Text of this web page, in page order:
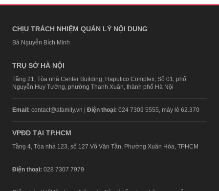
CHỊU TRÁCH NHIỆM QUẢN LÝ NỘI DUNG
Bà Nguyễn Bích Minh
TRỤ SỞ HÀ NỘI
Tầng 21, Tòa nhà Center Building, Hapulico Complex, Số 01, phố
Nguyễn Huy Tưởng, phường Thanh Xuân, thành phố Hà Nội
Email: contact@afamily.vn | Điện thoại: 024 7309 5555, máy lẻ 62.370
VPĐD TẠI TP.HCM
Tầng 4, Tòa nhà 123, số 127 Võ Văn Tần, Phường Xuân Hòa, TPHCM
Điện thoại: 028 7307 7979